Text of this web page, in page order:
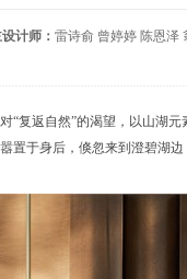
计师： 雷诗俞 曾婷婷 陈恩泽
“复返自然”的渴望，以山湖
置于身后，倏忽来到澄碧湖